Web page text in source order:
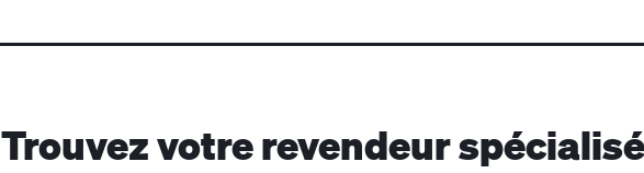
Trouvez votre revendeur